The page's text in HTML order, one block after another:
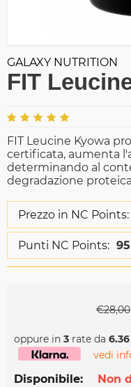
GALAXY NUTRITION
FIT
FIT Leucine Kyowa
certificata, aumenta
determinando al
degradazione
Prezzo in NC Points:
Punti NC Points:
€28,00
oppure in 3 rate da 6.36
vedi
Disponibile: Non